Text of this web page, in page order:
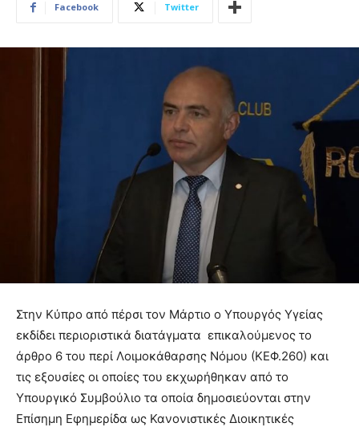
Facebook Twitter
Στην Κύπρο από πέρσι τον Μάρτιο ο Υπουργός Υγείας
εκδίδει περιοριστικά διατάγματα επικαλούμενος το
άρθρο 6 του περί Λοιμοκάθαρσης Νόμου (ΚΕΦ.260) και
τις εξουσίες οι οποίες του εκχωρήθηκαν από το
Υπουργικό Συμβούλιο τα οποία δημοσιεύονται στην
Επίσημη Εφημερίδα ως Κανονιστικές Διοικητικές